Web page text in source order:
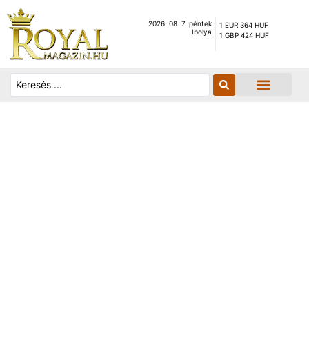
2026. 08. 7. péntek
Ibolya
1 EUR 364 HUF
1 GBP 424 HUF